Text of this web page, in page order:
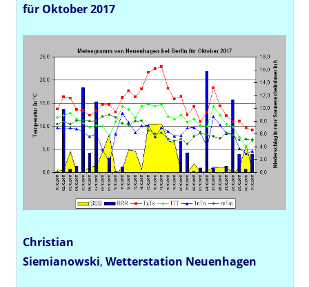
für Oktober 2017
Christian
Siemianowski,Wetterstation Neuenhagen